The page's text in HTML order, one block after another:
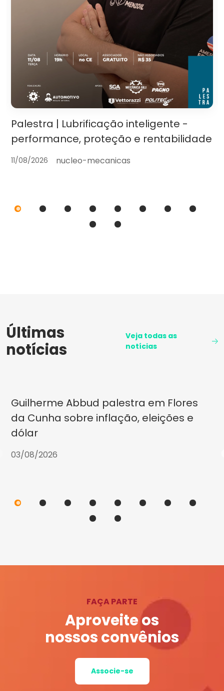
Palestra | Lubrificação inteligente -
performance, proteção e rentabilidade
11/08/2026 nucleo-mecanicas
Últimas
notícias
Veja todas as
notícias
Guilherme Abbud palestra em Flores
da Cunha sobre inflação, eleições e
dólar
03/08/2026
FAÇA PARTE
Aproveite os
nossos convênios
Associe-se